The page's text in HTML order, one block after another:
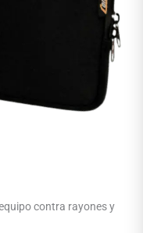
contra rayones y